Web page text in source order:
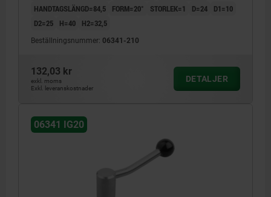
HANDTAGSLÄNGD=84,5
FORM=20° STORLEK=1 D=24
D1=10
D2=25
H=40 H2=32,5
Beställningsnummer: 06341-210
132,03 kr
exkl. moms
Exkl. leveranskostnader
DETALJER
06341 IG20